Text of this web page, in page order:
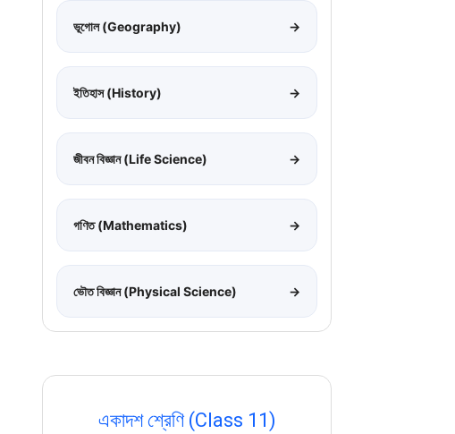
ভূগোল (Geography) →
ইতিহাস (History) →
জীবন বিজ্ঞান (Life Science) →
গণিত (Mathematics) →
ভৌত বিজ্ঞান (Physical Science) →
একাদশ শ্রেণি (Class 11)